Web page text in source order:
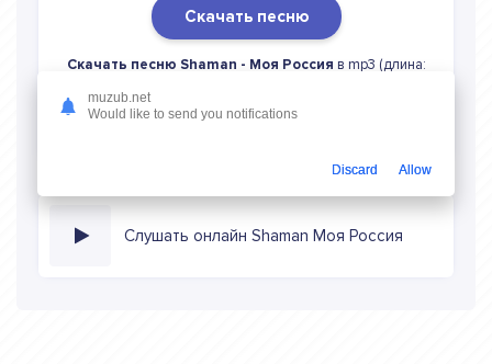
Скачать песню
Скачать песню Shaman - Моя Россия в mp3 (длина:
в режиме онлайн
Слушать онлайн Shaman Моя Россия
muzub.net
Would like to send you notifications
Discard Allow